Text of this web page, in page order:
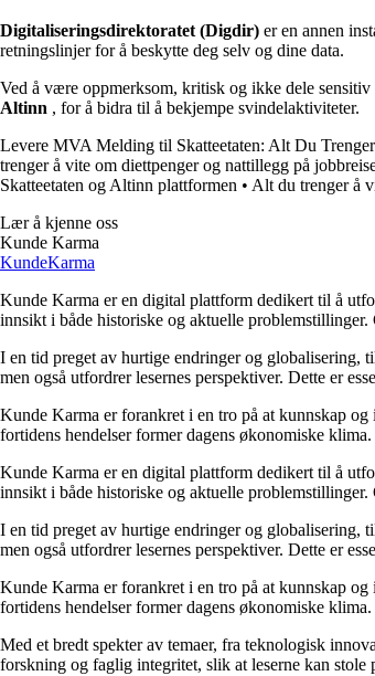
Digitaliseringsdirektoratet (Digdir) er en annen
retningslinjer for å beskytte deg selv og dine data.
Ved å være oppmerksom, kritisk og ikke dele
Altinn , for å bidra til å bekjempe svindelaktiviteter.
Levere MVA Melding til Skatteetaten: Alt Du
trenger å vite om diettpenger og nattillegg på
Skatteetaten og Altinn plattformen • Alt du trenger å
Lær å kjenne oss
Kunde Karma
KundeKarma
Kunde Karma er en digital plattform dedikert til å
innsikt i både historiske og aktuelle
I en tid preget av hurtige endringer og globalisering,
men også utfordrer lesernes perspektiver. Dette er
Kunde Karma er forankret i en tro på at kunnskap
fortidens hendelser former dagens økonomiske
Kunde Karma er en digital plattform dedikert til å
innsikt i både historiske og aktuelle
I en tid preget av hurtige endringer og globalisering,
men også utfordrer lesernes perspektiver. Dette er
Kunde Karma er forankret i en tro på at kunnskap
fortidens hendelser former dagens økonomiske
Med et bredt spekter av temaer, fra teknologisk
forskning og faglig integritet, slik at leserne kan